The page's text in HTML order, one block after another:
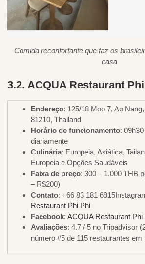
Comida reconfortante que faz os
casa
3.2. ACQUA Restaurant
Endereço: 125/18 Moo 7, Ao
81210, Thailand
Horário de funcionamento:
diariamente
Culinária: Europeia, Asiática,
Europeia e Opções Saudáveis
Faixa de preço: 300 – 1.000 THB
– R$200)
Contato: +66 83 181
Restaurant Phi Phi
Facebook: ACQUA Restaurant Phi
Avaliações: 4.7 / 5 no Tripadvisor
número #5 de 115 restaurantes em